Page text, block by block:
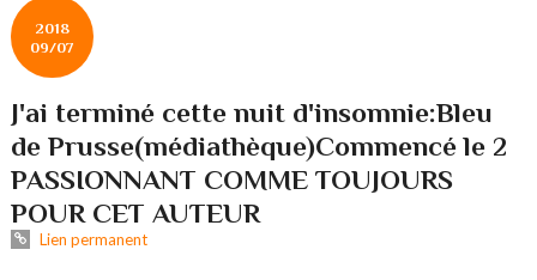
2018
09/07
J'ai terminé cette nuit d'insomnie:Bleu
de Prusse(médiathèque)Commencé le 2
PASSIONNANT COMME TOUJOURS
POUR CET AUTEUR
Lien permanent